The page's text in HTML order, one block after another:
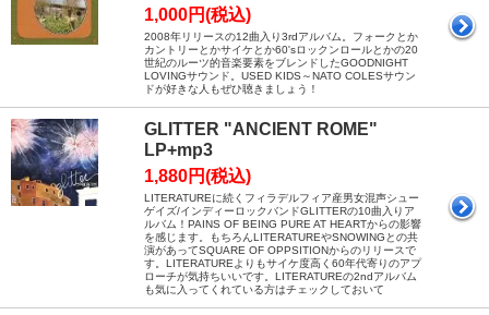
1,000円(税込)
2008年リリースの12曲入り3rdアルバム。フォークとか
カントリーとかサイケとか60'sロックンロールとかの20
世紀のルーツ的音楽要素をブレンドしたGOODNIGHT
LOVINGサウンド。USED KIDS～NATO COLESサウン
ドが好きな人もぜひ聴きましょう！
GLITTER "ANCIENT ROME"
LP+mp3
1,880円(税込)
LITERATUREに続くフィラデルフィア産男女混声シュー
ゲイズ/インディーロックバンドGLITTERの10曲入りア
ルバム！PAINS OF BEING PURE AT HEARTからの影響
を感じます。もちろんLITERATUREやSNOWINGとの共
演があってSQUARE OF OPPSITIONからのリリースで
す。LITERATUREよりもサイケ度高く60年代寄りのアプ
ローチが気持ちいいです。LITERATUREの2ndアルバム
も気に入ってくれている方はチェックしておいて